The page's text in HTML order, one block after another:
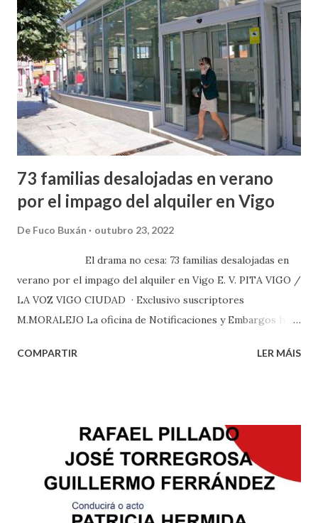
73 familias desalojadas en verano
por el impago del alquiler en Vigo
De Fuco Buxán outubro 23, 2022
El drama no cesa: 73 familias desalojadas en
verano por el impago del alquiler en Vigo E. V. PITA VIGO /
LA VOZ VIGO CIUDAD · Exclusivo suscriptores
M.MORALEJO La oficina de Notificaciones y Embargos hace
Provivienda: «Estamos al límite, hemos agotado todas las
hacer efecto y se nota un descenso de casos en Vigo. En lo
que va de año han sido expulsadas 308
COMPARTIR LER MÁIS